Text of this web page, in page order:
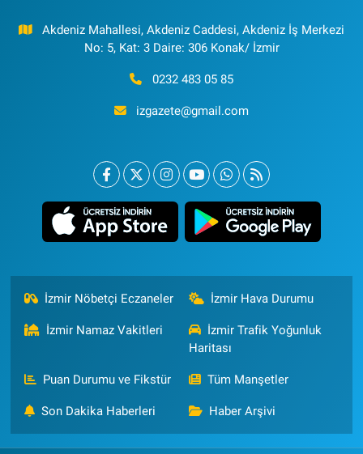
Akdeniz Mahallesi, Akdeniz Caddesi, Akdeniz İş Merkezi
No: 5, Kat: 3 Daire: 306 Konak/ İzmir
0232 483 05 85
izgazete@gmail.com
İzmir Nöbetçi Eczaneler İzmir Hava Durumu
İzmir Namaz Vakitleri
İzmir Trafik Yoğunluk
Haritası
Puan Durumu ve Fikstür Tüm Manşetler
Son Dakika Haberleri Haber Arşivi